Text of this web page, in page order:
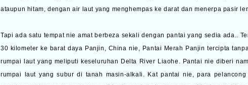
ataupun hitam, dengan air laut yang menghempas ke darat dan menerpa pasir
Tapi ada satu tempat nie amat berbeza sekali dengan pantai yang sedia ada..
30 kilometer ke barat daya Panjin, China nie, Pantai Merah Panjin tercipta
rumpai laut yang meliputi keseluruhan Delta River Liaohe. Pantai nie diberi
rumpai laut yang subur di tanah masin-alkali. Kat pantai nie, para